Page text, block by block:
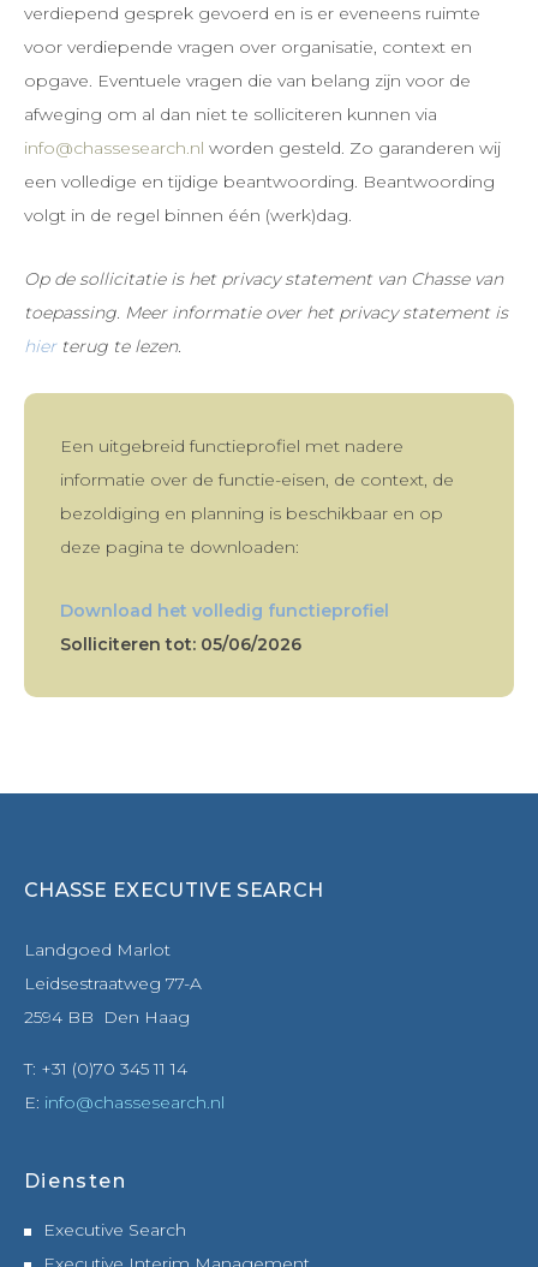
verdiepend gesprek gevoerd en is er eveneens ruimte
voor verdiepende vragen over organisatie, context en
opgave. Eventuele vragen die van belang zijn voor de
afweging om al dan niet te solliciteren kunnen via
info@chassesearch.nl worden gesteld. Zo garanderen wij
een volledige en tijdige beantwoording. Beantwoording
volgt in de regel binnen één (werk)dag.
Op de sollicitatie is het privacy statement van Chasse van
toepassing. Meer informatie over het privacy statement is
hierterug te lezen.
Een uitgebreid functieprofiel met nadere
informatie over de functie-eisen, de context, de
bezoldiging en planning is beschikbaar en op
deze pagina te downloaden:
Download het volledig functieprofiel
Solliciteren tot: 05/06/2026
CHASSE EXECUTIVE SEARCH
Landgoed Marlot
Leidsestraatweg 77-A
2594 BB Den Haag
T: +31 (0)70 345 11 14
E: info@chassesearch.nl
Diensten
Executive Search